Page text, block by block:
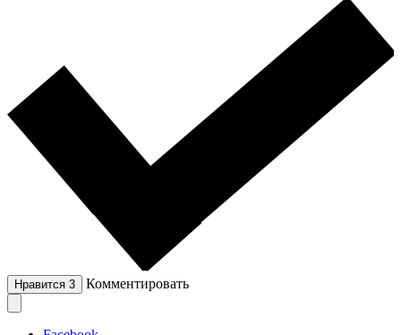
Нравится 3 Комментировать